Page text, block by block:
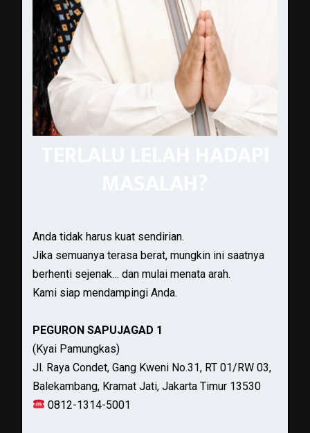
Anda tidak harus kuat sendirian.
Jika semuanya terasa berat, mungkin ini saatnya
berhenti sejenak… dan mulai menata arah.
Kami siap mendampingi Anda.
PEGURON SAPUJAGAD 1
(Kyai Pamungkas)
Jl. Raya Condet, Gang Kweni No.31, RT 01/RW 03,
Balekambang, Kramat Jati, Jakarta Timur 13530
0812-1314-5001